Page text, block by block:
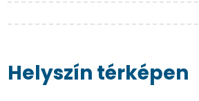
Helyszín térképen